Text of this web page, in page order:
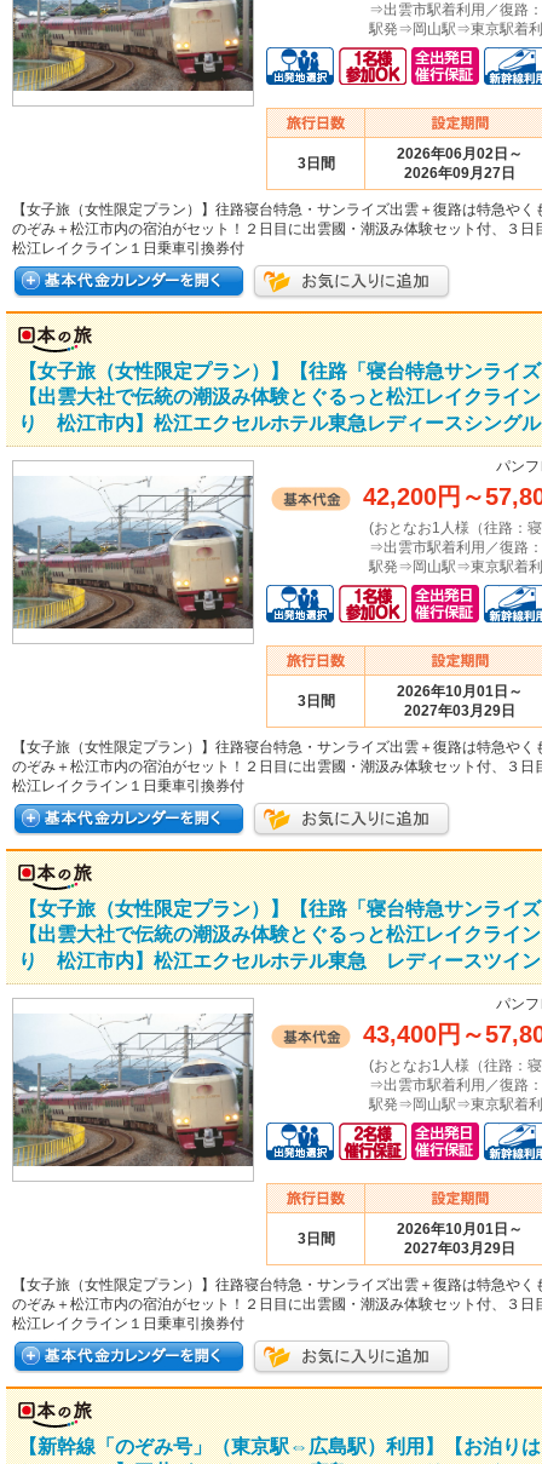
⇒出雲市駅着利用／復路
駅発⇒岡山駅⇒東京駅着
3日間
2026年06月02日～
2026年09月27日
【女子旅（女性限定プラン）】往路寝台特急・サンライズ出雲＋復路は特急やく
のぞみ＋松江市内の宿泊がセット！２日目に出雲國・潮汲み体験セット付、３日
松江レイクライン１日乗車引換券付
【女子旅（女性限定プラン）】【往路「寝台特急サンライ
【出雲大社で伝統の潮汲み体験とぐるっと松江レイクライ
り 松江市内】松江エクセルホテル東急レディースシング
パン
42,200円 ～
(おとなお1人様（往路：
⇒出雲市駅着利用／復路
駅発⇒岡山駅⇒東京駅着
3日間
2026年10月01日～
2027年03月29日
【女子旅（女性限定プラン）】往路寝台特急・サンライズ出雲＋復路は特急やく
のぞみ＋松江市内の宿泊がセット！２日目に出雲國・潮汲み体験セット付、３日
松江レイクライン１日乗車引換券付
【女子旅（女性限定プラン）】【往路「寝台特急サンライ
【出雲大社で伝統の潮汲み体験とぐるっと松江レイクライ
り 松江市内】松江エクセルホテル東急 レディースツイン
パン
43,400円 ～
(おとなお1人様（往路：
⇒出雲市駅着利用／復路
駅発⇒岡山駅⇒東京駅着
3日間
2026年10月01日～
2027年03月29日
【女子旅（女性限定プラン）】往路寝台特急・サンライズ出雲＋復路は特急やく
のぞみ＋松江市内の宿泊がセット！２日目に出雲國・潮汲み体験セット付、３日
松江レイクライン１日乗車引換券付
【新幹線「のぞみ号」（東京駅⇔広島駅）利用】【お泊り